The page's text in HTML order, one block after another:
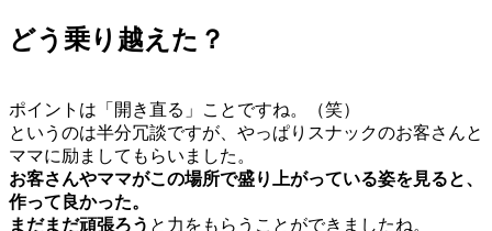
どう乗り越えた？
ポイントは「開き直る」ことですね。（笑）
というのは半分冗談ですが、やっぱりスナックのお客さんと
ママに励ましてもらいました。
お客さんやママがこの場所で盛り上がっている姿を見ると、
作って良かった。
まだまだ頑張ろう と力をもらうことができましたね。